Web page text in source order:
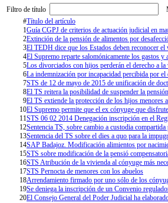
Filtro de título
#Título del artículo
1Guía CGPJ de criterios de actuación judicial en
2Extinción de la pensión de alimentos por
3El TEDH dice que los Estados deben reconocer
4El Supremo reparte salomónicamente los gastos
5Los divorciados con hijos perderán el derecho a
6La indemnización por incapacidad percibida por
7STS de 12 de mayo de 2015 de unificación de
8El TS reitera la posibilidad de suspender la
9El TS extiende la protección de los hijos menores
10El Supremo permite que el ex cónyuge que
11STS 06 02 2014 Denegación inscripción en el
12Sentencia TS, sobre cambio a custodia
13Sentencia del TS sobre el dies a quo para la
14SAP Badajoz. Modificación alimientos por
15STS sobre modificación de la pensió
16STS Atribución de la vivienda al cónyuge más
17STS Pernocta de menores con los abuelos
18Arrendamiento firmado por uno sólo de los
19Se deniega la inscripción de un Convenio
20El Consejo General del Poder Judicial ha